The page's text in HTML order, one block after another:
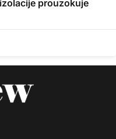
prouzokuje